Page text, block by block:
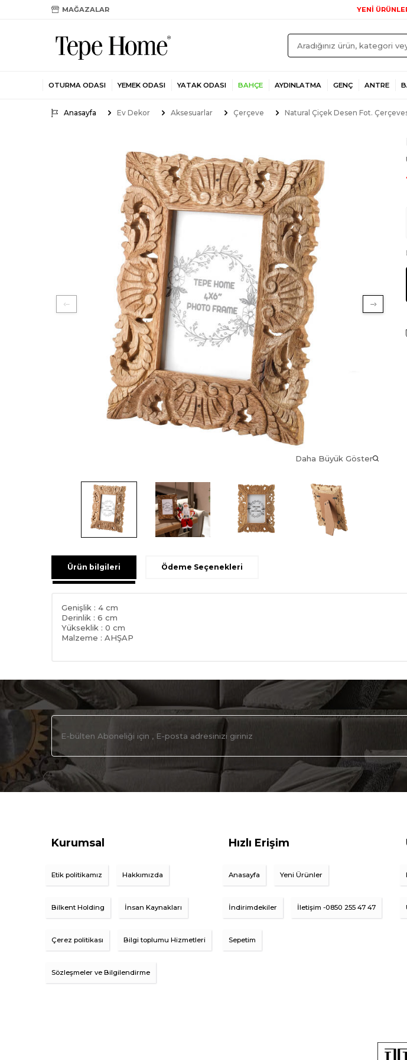
MAĞAZALAR YENİ
OTURMA ODASI YEMEK ODASI YATAK ODASI BAHÇE AYDINLATMA GENÇ ANTRE
Anasayfa Ev Dekor Aksesuarlar Çerçeve Natural Çiçek Desen Fot.
Daha Büyük Göster
Ürün bilgileri Ödeme Seçenekleri
Genişlik : 4 cm
Derinlik : 6 cm
Yükseklik : 0 cm
Malzeme : AHŞAP
Kurumsal
Etik politikamız Hakkımızda
Bilkent Holding İnsan Kaynakları
Çerez politikası Bilgi toplumu Hizmetleri
Sözleşmeler ve Bilgilendirme
Hızlı Erişim
Anasayfa Yeni Ürünler
İndirimdekiler İletişim -0850 255 47 47
Sepetim